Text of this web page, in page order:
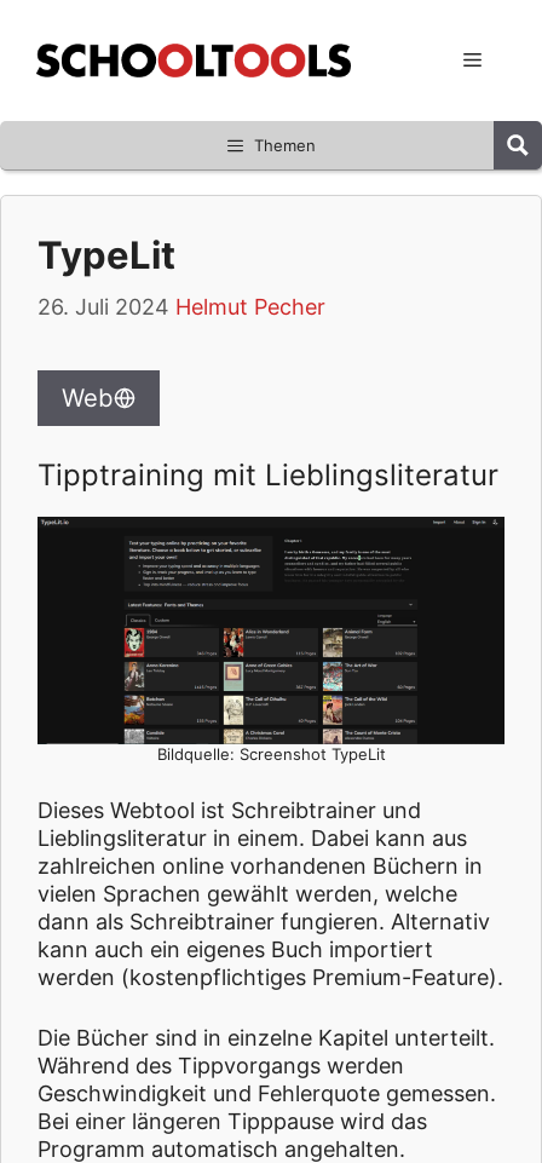
Inhalt
springen
Menü
Themen
TypeLit
26. Juli 2024 Helmut Pecher
Web
Tipptraining mit Lieblingsliteratur
Bildquelle: Screenshot TypeLit
Dieses Webtool ist Schreibtrainer und
Lieblingsliteratur in einem. Dabei kann aus
zahlreichen online vorhandenen Büchern in
vielen Sprachen gewählt werden, welche
dann als Schreibtrainer fungieren. Alternativ
kann auch ein eigenes Buch importiert
werden (kostenpflichtiges Premium-Feature).
Die Bücher sind in einzelne Kapitel unterteilt.
Während des Tippvorgangs werden
Geschwindigkeit und Fehlerquote gemessen.
Bei einer längeren Tipppause wird das
Programm automatisch angehalten.